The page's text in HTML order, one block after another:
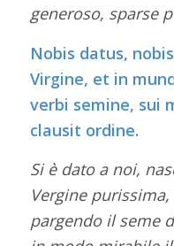
generoso, sparse
Nobis datus,
Virgine, et in
verbi semine, sui
clausit ordine.
Si è dato a noi,
Vergine
pargendo il seme